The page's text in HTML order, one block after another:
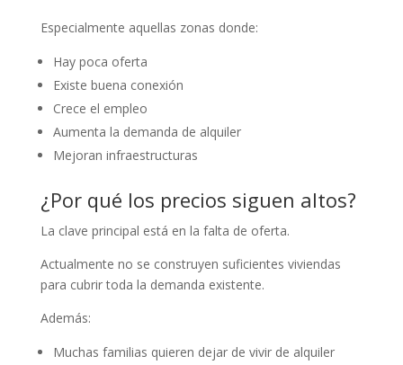
Especialmente aquellas zonas donde:
Hay poca oferta
Existe buena conexión
Crece el empleo
Aumenta la demanda de alquiler
Mejoran infraestructuras
¿Por qué los precios siguen altos?
La clave principal está en la falta de oferta.
Actualmente no se construyen suficientes viviendas
para cubrir toda la demanda existente.
Además:
Muchas familias quieren dejar de vivir de alquiler